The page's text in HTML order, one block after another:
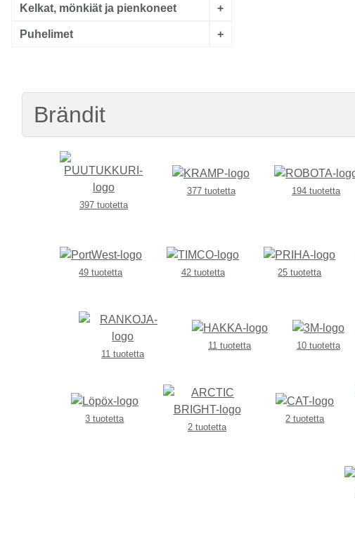
Kelkat, mönkiät ja pienkoneet +
Puhelimet +
Brändit
397 tuotetta
377 tuotetta 194 tuotetta
49 tuotetta 42 tuotetta 25 tuotetta
11 tuotetta
11 tuotetta 10 tuotetta
3 tuotetta
2 tuotetta
2 tuotetta